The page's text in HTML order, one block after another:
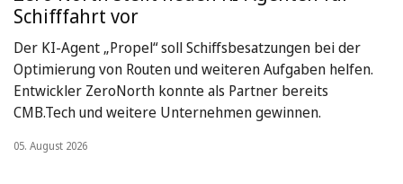
Schifffahrt vor
Der KI-Agent „Propel“ soll Schiffsbesatzungen bei der
Optimierung von Routen und weiteren Aufgaben helfen.
Entwickler ZeroNorth konnte als Partner bereits
CMB.Tech und weitere Unternehmen gewinnen.
05. August 2026